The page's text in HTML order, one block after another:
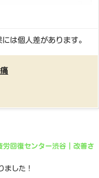
は個人差があります。
労回復センター渋谷｜改善さ
ました！